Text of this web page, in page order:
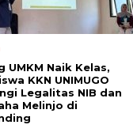
UMKM Naik Kelas,
KKN UNIMUGO
Legalitas NIB dan
Melinjo di